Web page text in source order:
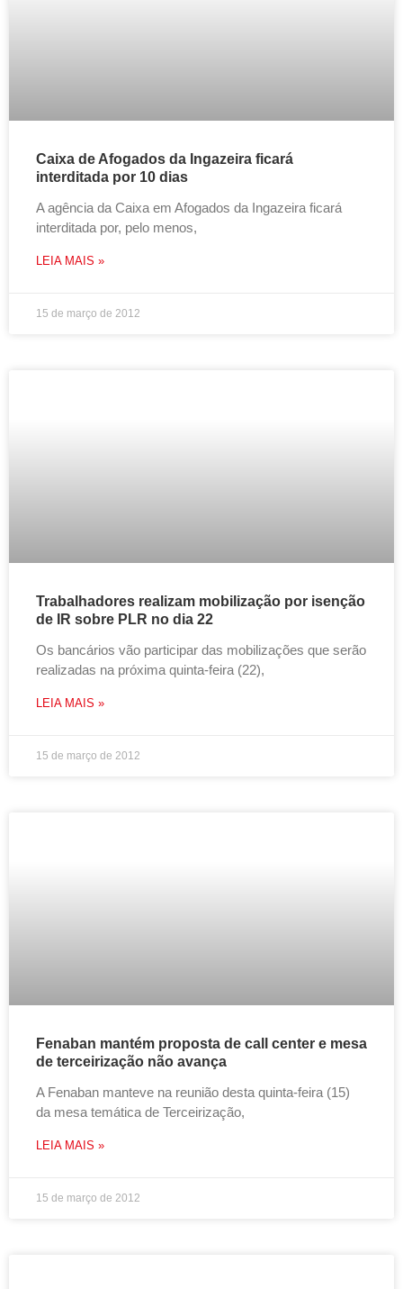
Caixa de Afogados da Ingazeira ficará
interditada por 10 dias
A agência da Caixa em Afogados da Ingazeira ficará
interditada por, pelo menos,
LEIA MAIS »
15 de março de 2012
Trabalhadores realizam mobilização por isenção
de IR sobre PLR no dia 22
Os bancários vão participar das mobilizações que serão
realizadas na próxima quinta-feira (22),
LEIA MAIS »
15 de março de 2012
Fenaban mantém proposta de call center e mesa
de terceirização não avança
A Fenaban manteve na reunião desta quinta-feira (15)
da mesa temática de Terceirização,
LEIA MAIS »
15 de março de 2012